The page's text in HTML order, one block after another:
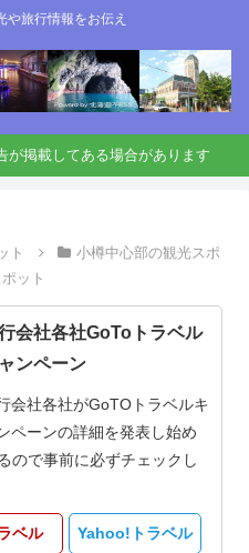
や旅行情報をお伝え
が掲載してある場合があります
ト
小樽中心部の観光スポ
ット
会社各社GoToトラベル
ンペーン
会社各社がGoTOトラベルキ
ペーンの詳細を発表し始め
ので事前に必ずチェックし
ベル Yahoo!トラベル